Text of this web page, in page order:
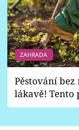
ZAHRADA
Pěstování
lákavě! Tento
vhodný jen